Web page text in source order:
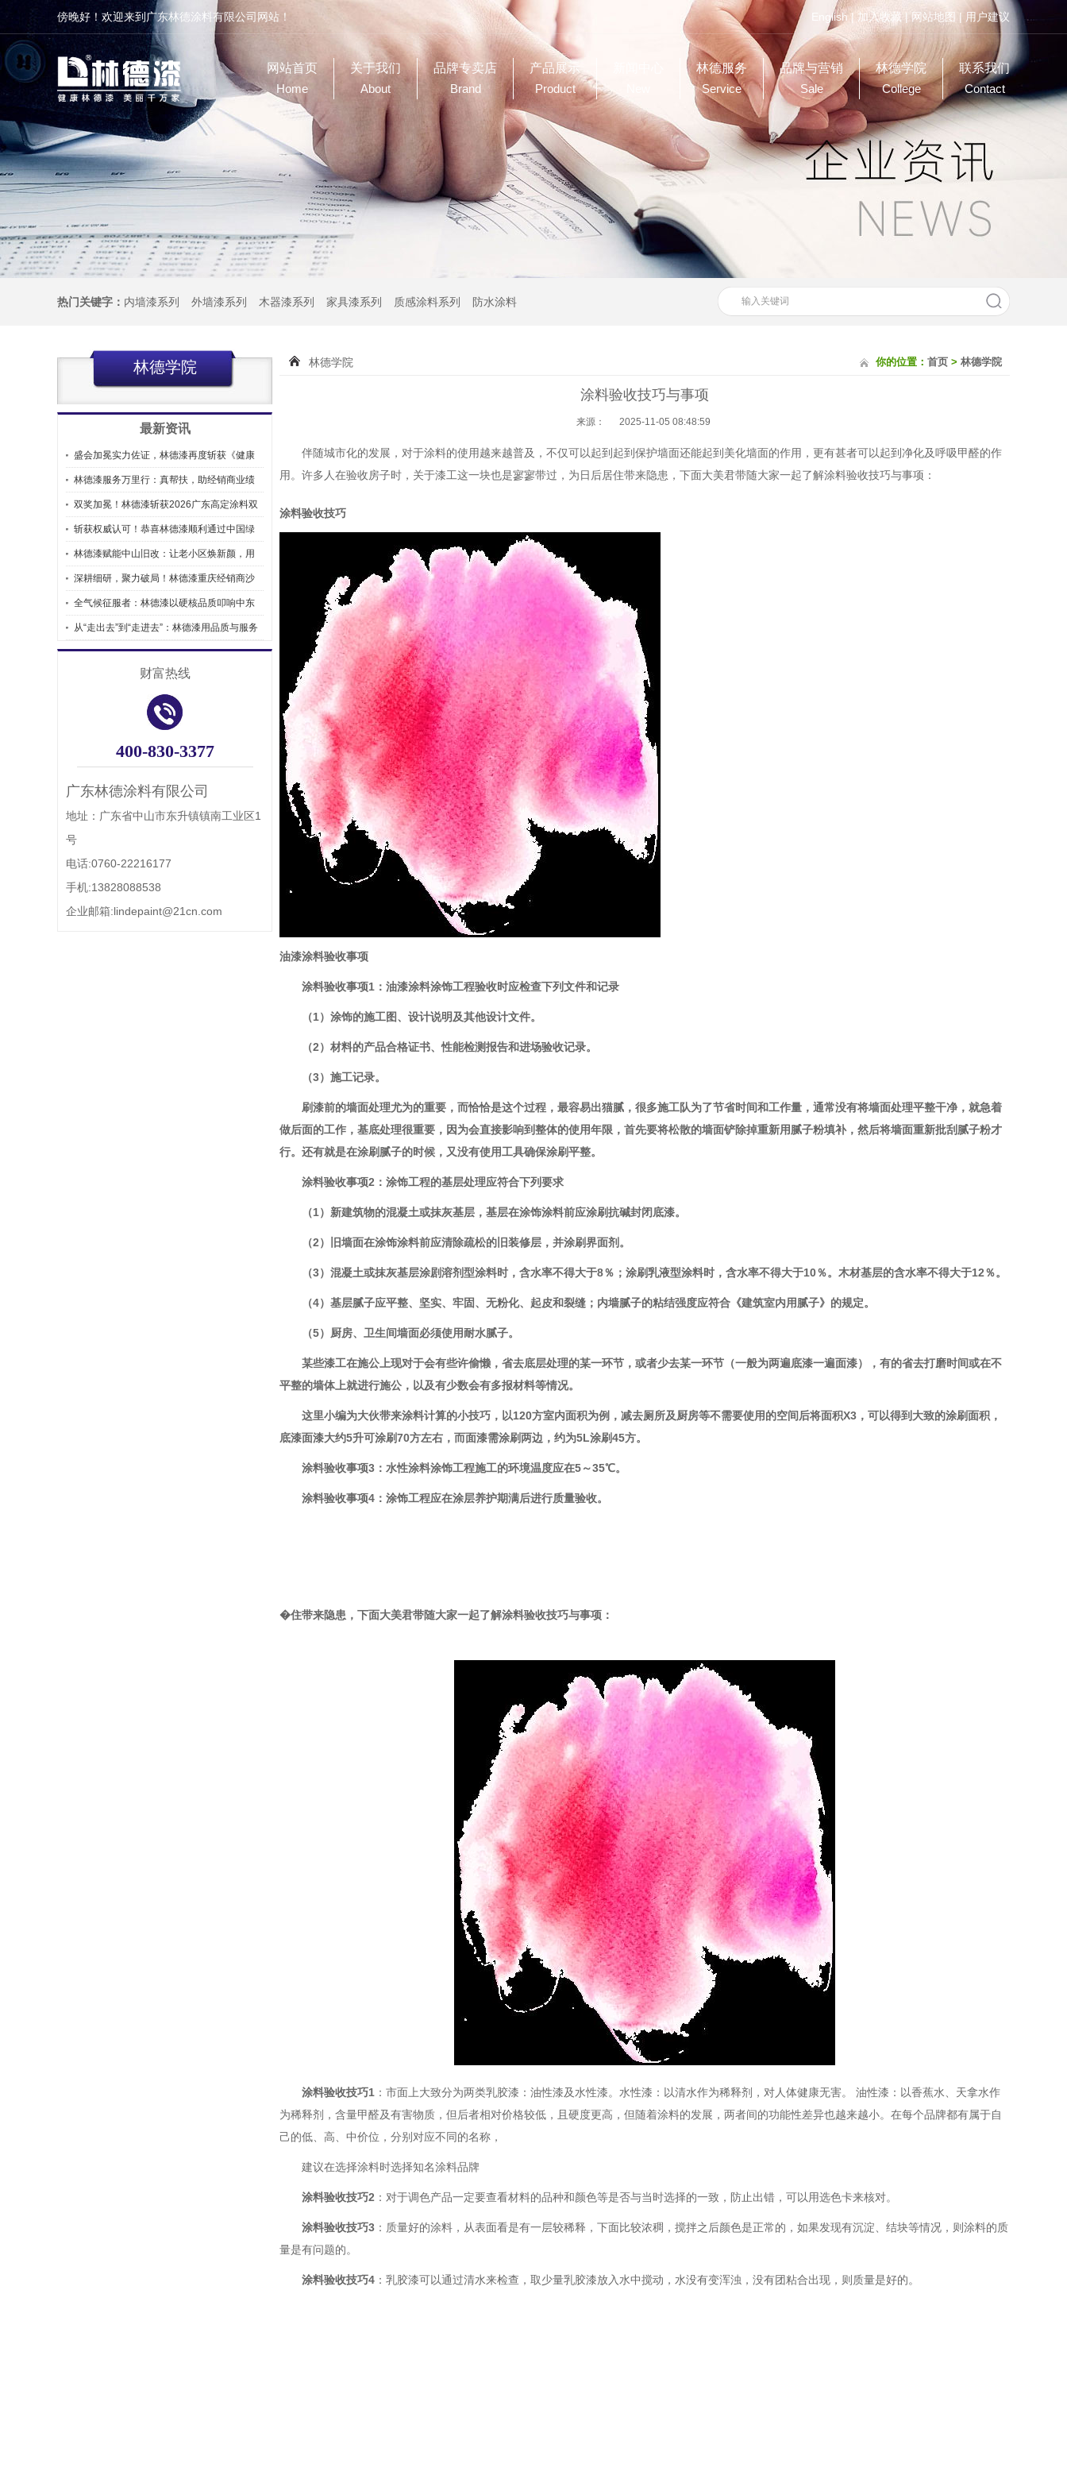
傍晚好！欢迎来到广东林德涂料有限公司网站！ English | 加入收藏 |网站地图 | 用户建议
网站首页
Home
关于我们
About
品牌专卖店
Brand
产品展示
Product
林德服务
Service
品牌与营销
Sale
林德学院
College
联系我们
Contact
热门关键字： 内墙漆系列 外墙漆系列 木器漆系列 家具漆系列 质感涂料系列 防水涂料
林德学院
最新资讯
盛会加冕实力佐证，林德漆再度斩获《健康
涂料企业一
林德漆服务万里行：真帮扶，助经销商业绩
翻倍
双奖加冕！林德漆斩获2026广东高定涂料双
价值品
斩获权威认可！恭喜林德漆顺利通过中国绿
色建材产品
林德漆赋能中山旧改：让老小区焕新颜，用
实力筑就美
深耕细研，聚力破局！林德漆重庆经销商沙
龙会圆满落
全气候征服者：林德漆以硬核品质叩响中东
市场大门
从“走出去”到“走进去”：林德漆用品质与服务
筑起
财富热线
400-830-3377
广东林德涂料有限公司
地址：广东省中山市东升镇镇南工业区1
号
电话:0760-22216177
手机:13828088538
企业邮箱:lindepaint@21cn.com
林德学院 你的位置： 首页 > 林德学院
涂料验收技巧与事项
来源： 2025-11-05 08:48:59
伴随城市化的发展，对于涂料的使用越来越普及，不仅可以起到起到保护墙面还能起到美化墙面的作用，更有甚者可以起到净化及呼吸甲醛的作
用。许多人在验收房子时，关于漆工这一块也是寥寥带过，为日后居住带来隐患，下面大美君带随大家一起了解涂料验收技巧与事项：
涂料验收技巧
油漆涂料验收事项
涂料验收事项1 ：油漆涂料涂饰工程验收时应检查下列文件和记录
（1）涂饰的施工图、设计说明及其他设计文件。
（2）材料的产品合格证书、性能检测报告和进场验收记录。
（3）施工记录。
刷漆前的墙面处理尤为的重要，而恰恰是这个过程，最容易出猫腻，很多施工队为了节省时间和工作量，通常没有将墙面处理平整干净，就急着
做后面的工作，基底处理很重要，因为会直接影响到整体的使用年限，首先要将松散的墙面铲除掉重新用腻子粉填补，然后将墙面重新批刮腻子粉才
行。还有就是在涂刷腻子的时候，又没有使用工具确保涂刷平整。
涂料验收事项2 ：涂饰工程的基层处理应符合下列要求
（1）新建筑物的混凝土或抹灰基层，基层在涂饰涂料前应涂刷抗碱封闭底漆。
（2）旧墙面在涂饰涂料前应清除疏松的旧装修层，并涂刷界面剂。
（3）混凝土或抹灰基层涂剧溶剂型涂料时，含水率不得大于8％；涂刷乳液型涂料时，含水率不得大于10％。木材基层的含水率不得大于12％。
（4）基层腻子应平整、坚实、牢固、无粉化、起皮和裂缝；内墙腻子的粘结强度应符合《建筑室内用腻子》的规定。
（5）厨房、卫生间墙面必须使用耐水腻子。
某些漆工在施公上现对于会有些许偷懒，省去底层处理的某一环节，或者少去某一环节（一般为两遍底漆一遍面漆），有的省去打磨时间或在不
平整的墙体上就进行施公，以及有少数会有多报材料等情况。
这里小编为大伙带来涂料计算的小技巧，以120方室内面积为例，减去厕所及厨房等不需要使用的空间后将面积X3 ，可以得到大致的涂刷面积，
底漆面漆大约5升可涂刷70方左右，而面漆需涂刷两边，约为5L涂刷45方。
涂料验收事项3 ：水性涂料涂饰工程施工的环境温度应在5～35℃。
涂料验收事项4 ：涂饰工程应在涂层养护期满后进行质量验收。
�住带来隐患，下面大美君带随大家一起了解涂料验收技巧与事项：
涂料验收技巧1 ：市面上大致分为两类乳胶漆：油性漆及水性漆。水性漆：以清水作为稀释剂，对人体健康无害。
油性漆：以香蕉水、天拿水作
为稀释剂，含量甲醛及有害物质，但后者相对价格较低，且硬度更高，但随着涂料的发展，两者间的功能性差异也越来越小。在每个品牌都有属于自
己的低、高、中价位，分别对应不同的名称，
建议在选择涂料时选择知名涂料品牌
涂料验收技巧2 ：对于调色产品一定要查看材料的品种和颜色等是否与当时选择的一致，防止出错，可以用选色卡来核对。
涂料验收技巧3 ：质量好的涂料，从表面看是有一层较稀释，下面比较浓稠，搅拌之后颜色是正常的，如果发现有沉淀、结块等情况，则涂料的质
量是有问题的。
涂料验收技巧4 ：乳胶漆可以通过清水来检查，取少量乳胶漆放入水中搅动，水没有变浑浊，没有团粘合出现，则质量是好的。